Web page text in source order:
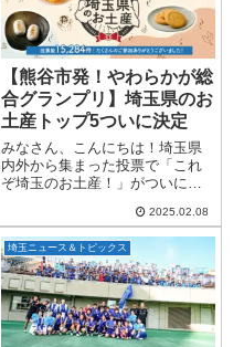
【熊谷市発！やわらかが総
合グランプリ】埼玉県のお
土産トップ5ついに決定
みなさん、こんにちは！埼玉県
内外から集まった投票で「これ
ぞ埼玉のお土産！」がついに決
表を大ボリュームでご紹介しま
す。今回のテーマは「あの人に
贈りたい埼玉県のお土産」。県
内からはもちろん、県...
2025.02.08
埼玉ニュース＆トピックス